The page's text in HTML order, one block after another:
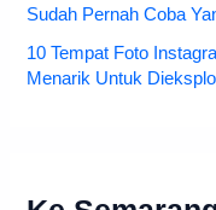
Sudah Pernah Coba
10 Tempat Foto
Menarik Untuk